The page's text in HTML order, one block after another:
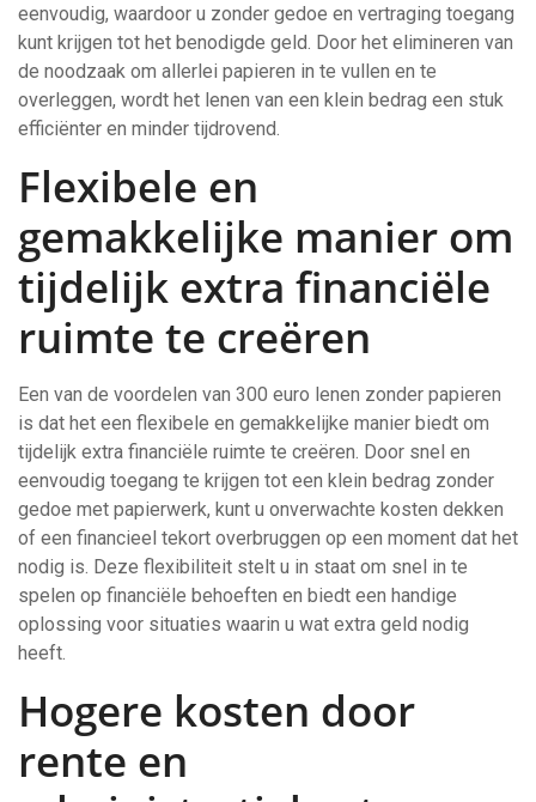
eenvoudig, waardoor u zonder gedoe en vertraging toegang
kunt krijgen tot het benodigde geld. Door het elimineren van
de noodzaak om allerlei papieren in te vullen en te
overleggen, wordt het lenen van een klein bedrag een stuk
efficiënter en minder tijdrovend.
Flexibele en
gemakkelijke manier om
tijdelijk extra financiële
ruimte te creëren
Een van de voordelen van 300 euro lenen zonder papieren
is dat het een flexibele en gemakkelijke manier biedt om
tijdelijk extra financiële ruimte te creëren. Door snel en
eenvoudig toegang te krijgen tot een klein bedrag zonder
gedoe met papierwerk, kunt u onverwachte kosten dekken
of een financieel tekort overbruggen op een moment dat het
nodig is. Deze flexibiliteit stelt u in staat om snel in te
spelen op financiële behoeften en biedt een handige
oplossing voor situaties waarin u wat extra geld nodig
heeft.
Hogere kosten door
rente en